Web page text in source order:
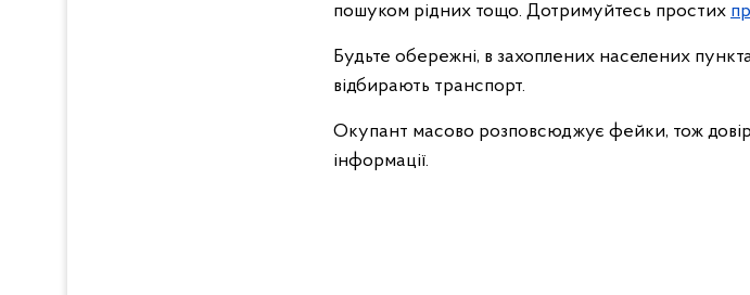
пошуком рідних тощо. Дотримуйтесь простих
Будьте обережні, в захоплених населених
відбирають транспорт.
Окупант масово розповсюджує фейки, тож
інформації.